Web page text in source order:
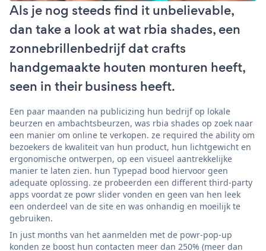
Als je nog steeds find it unbelievable,
dan take a look at wat rbia shades, een
zonnebrillenbedrijf dat crafts
handgemaakte houten monturen heeft,
seen in their business heeft.
Een paar maanden na publicizing hun bedrijf op lokale
beurzen en ambachtsbeurzen, was rbia shades op zoek naar
een manier om online te verkopen. ze required the ability om
bezoekers de kwaliteit van hun product, hun lichtgewicht en
ergonomische ontwerpen, op een visueel aantrekkelijke
manier te laten zien. hun Typepad bood hiervoor geen
adequate oplossing. ze probeerden een different third-party
apps voordat ze powr slider vonden en geen van hen leek
een onderdeel van de site en was onhandig en moeilijk te
gebruiken.
In just months van het aanmelden met de powr-pop-up
konden ze boost hun contacten meer dan 250% (meer dan